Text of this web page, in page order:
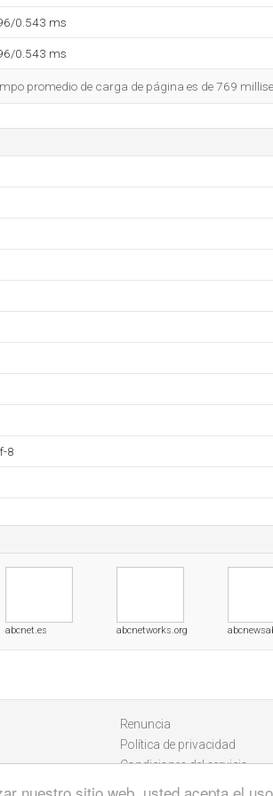
0.543 ms
0.543 ms
promedio de carga de página es de 769
8
abcnet.es abcnetworks.org
Renuncia
Política de privacidad
Condiciones del servicio